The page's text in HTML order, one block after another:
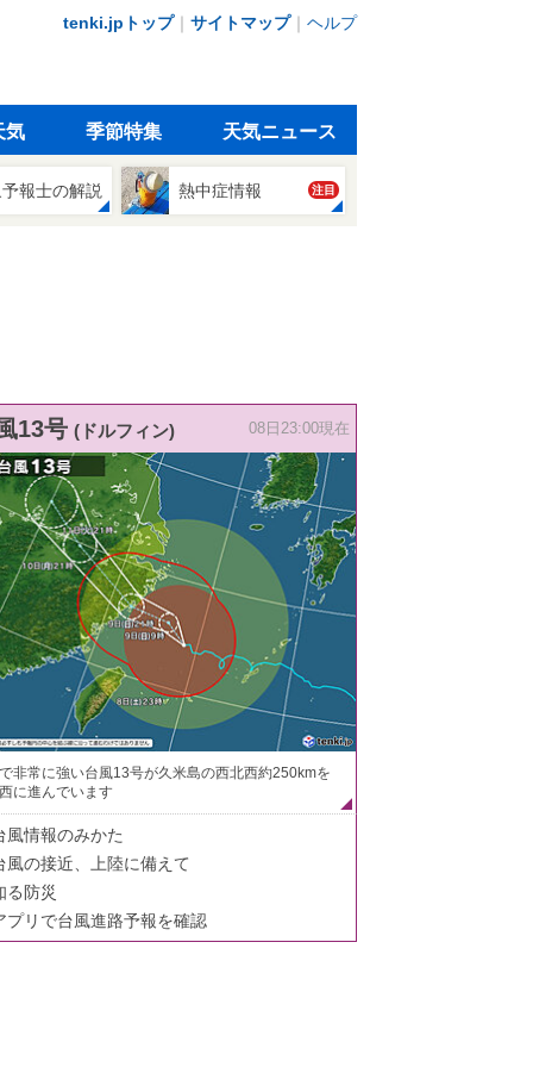
tenki.jpトップ｜ サイトマップ｜ ヘルプ
気 季節特集 天気ニュース
報士の解説 熱中症情報 注目
13号 (ドルフィン) 08日23:00現在
非常に強い台風13号が久米島の西北西約250kmを
に進んでいます
風情報のみかた
風の接近、上陸に備えて
る防災
プリで台風進路予報を確認